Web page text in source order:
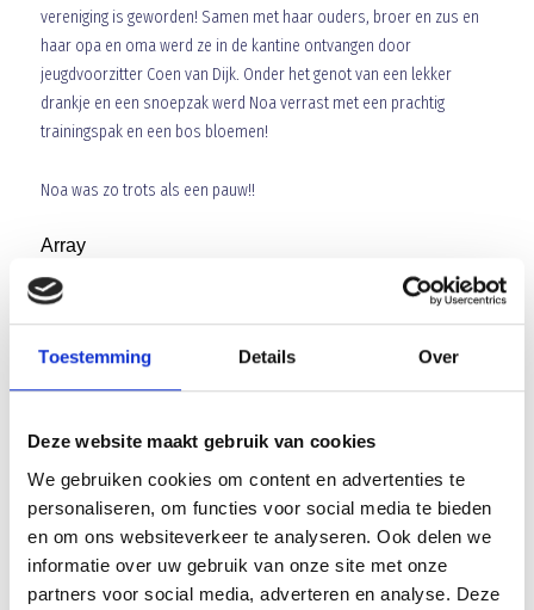
Toestemming Details Over
Deze website maakt gebruik van cookies
We gebruiken cookies om content en advertenties te
personaliseren, om functies voor social media te bieden
en om ons websiteverkeer te analyseren. Ook delen we
informatie over uw gebruik van onze site met onze
partners voor social media, adverteren en analyse. Deze
vereniging is geworden! Samen met haar ouders, broer en zus en
haar opa en oma werd ze in de kantine ontvangen door
jeugdvoorzitter Coen van Dijk. Onder het genot van een lekker
drankje en een snoepzak werd Noa verrast met een prachtig
trainingspak en een bos bloemen!
Noa was zo trots als een pauw!!
Array
AANMELDEN LID